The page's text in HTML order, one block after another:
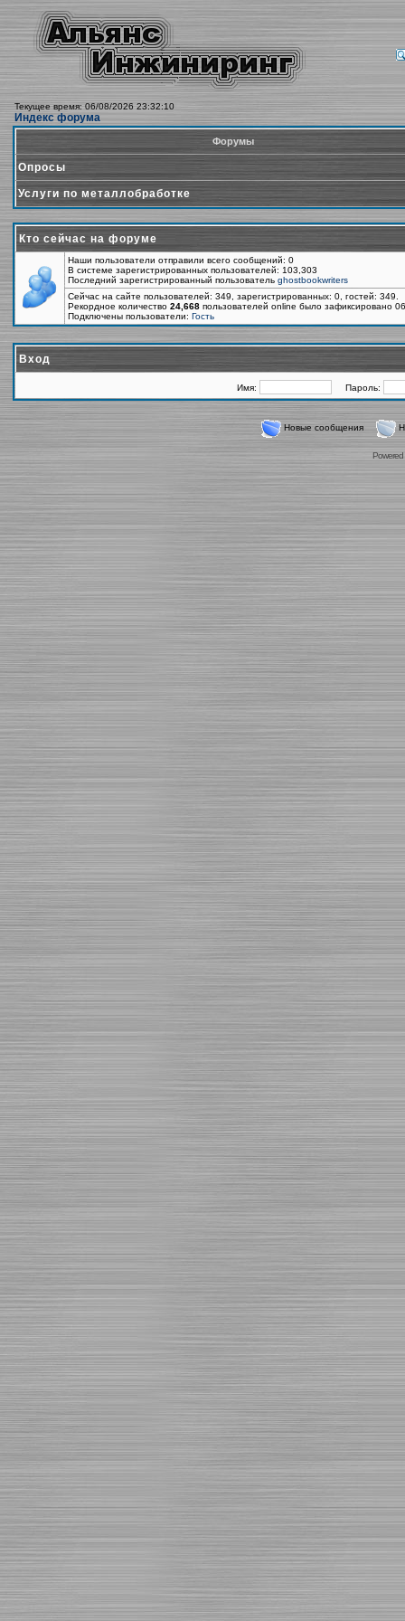
Текущее время: 06/08/2026 23:32:10
Индекс форума
Форумы
Опросы
Услуги по металлобработке
Кто сейчас на форуме
Наши пользователи отправили всего сообщений: 0
В системе зарегистрированных пользователей: 103,303
Последний зарегистрированный пользователь ghostbookwriters
Сейчас на сайте пользователей: 349, зарегистрированных: 0, гостей:
Рекордное количество 24,668 пользователей online было зафиксировано
Подключены пользователи: Гость
Вход
Имя: Пароль:
Новые сообщения